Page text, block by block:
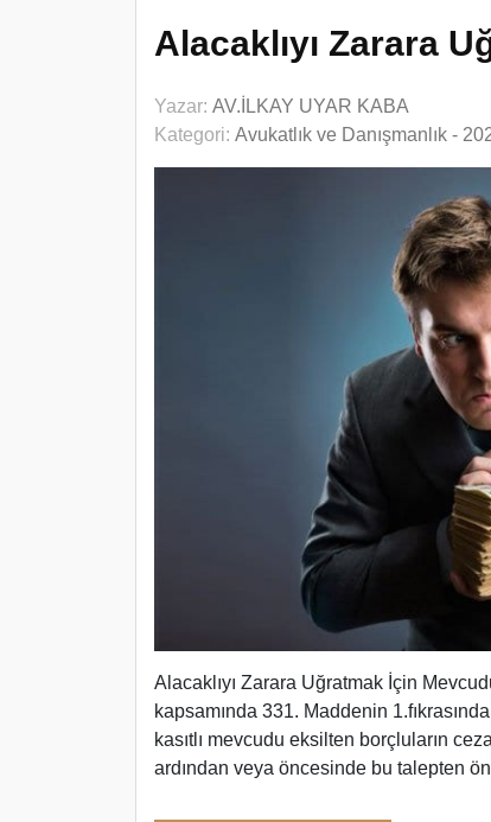
Alacaklıyı Zarara
Yazar: AV.İLKAY UYAR KABA
Kategori: Avukatlık ve Danışmanlık -
Alacaklıyı Zarara Uğratmak İçin
kapsamında 331. Maddenin
kasıtlı mevcudu eksilten borçluların
ardından veya öncesinde bu talepten